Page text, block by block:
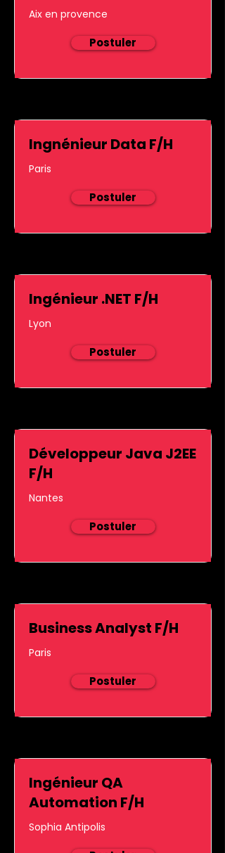
Aix en provence
Postuler
Ingnénieur Data F/H
Paris
Postuler
Ingénieur .NET F/H
Lyon
Postuler
Développeur Java J2EE
F/H
Nantes
Postuler
Business Analyst F/H
Paris
Postuler
Ingénieur QA
Automation F/H
Sophia Antipolis